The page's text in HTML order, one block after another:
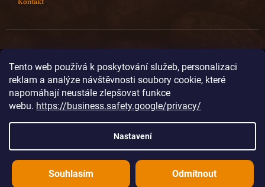
Tento web používá k poskytování služeb, personalizaci
reklam a analýze návštěvnosti soubory cookie, které
napomáhají neustále zlepšovat funkce
webu. https://business.safety.google/privacy/
Nastavení
Odmítnout
Souhlasím
info@cokoladovnajanek.cz
+420 778 716 678
@janek_chocolate
Vytvořil Shoptet